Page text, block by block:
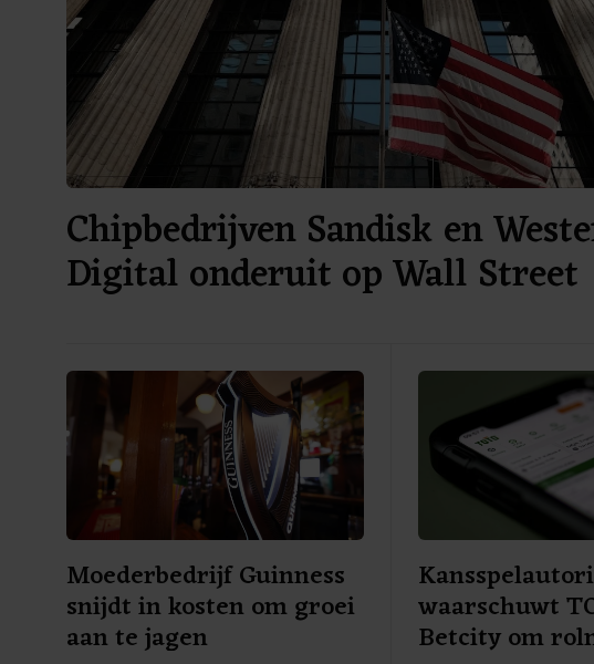
Chipbedrijven Sandisk en
Digital onderuit op Wall Street
Moederbedrijf Guinness
snijdt in kosten om groei
aan te jagen
waarschuwt
Betcity om